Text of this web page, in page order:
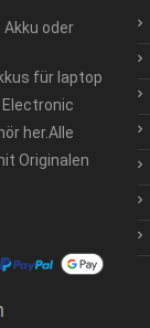
oder
für laptop
Electronic
her.Alle
Originalen